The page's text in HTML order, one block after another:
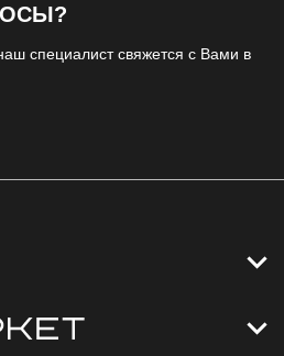
специалист свяжется с Вами в